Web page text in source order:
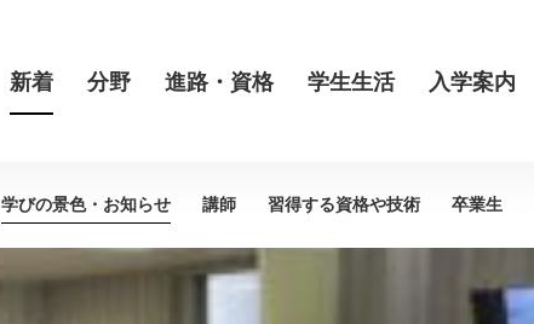
新着 分野 進路・資格 学生生活 入学案内
学びの景色・ お知らせ 講師 習得する資格や技術 卒業生